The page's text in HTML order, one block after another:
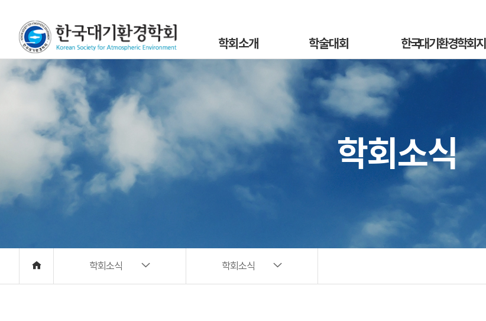
학회소개
학회정관 및 규정
위원회 및 분과회 소개
대기환경 40년사
학술대회
학술대회안내
발표초록안내
발표초록접수
발표초록접수상황
선등록신청
특별세션신청현황
한국대기환경학회지
논문심사규정
논문투고
심사료/게재료납부
목록 및 검색
학회소식
학회소식 학회소식